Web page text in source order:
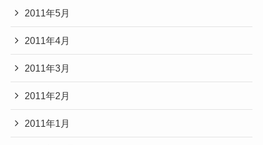
2011年5月
2011年4月
2011年3月
2011年2月
2011年1月